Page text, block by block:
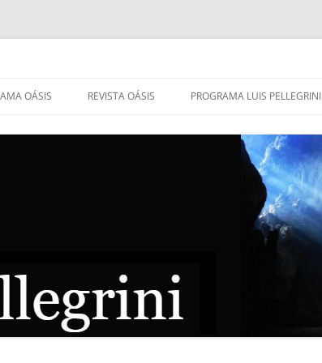
OÁSIS REVISTA OÁSIS PROGRAMA LUIS PELLEGRINI